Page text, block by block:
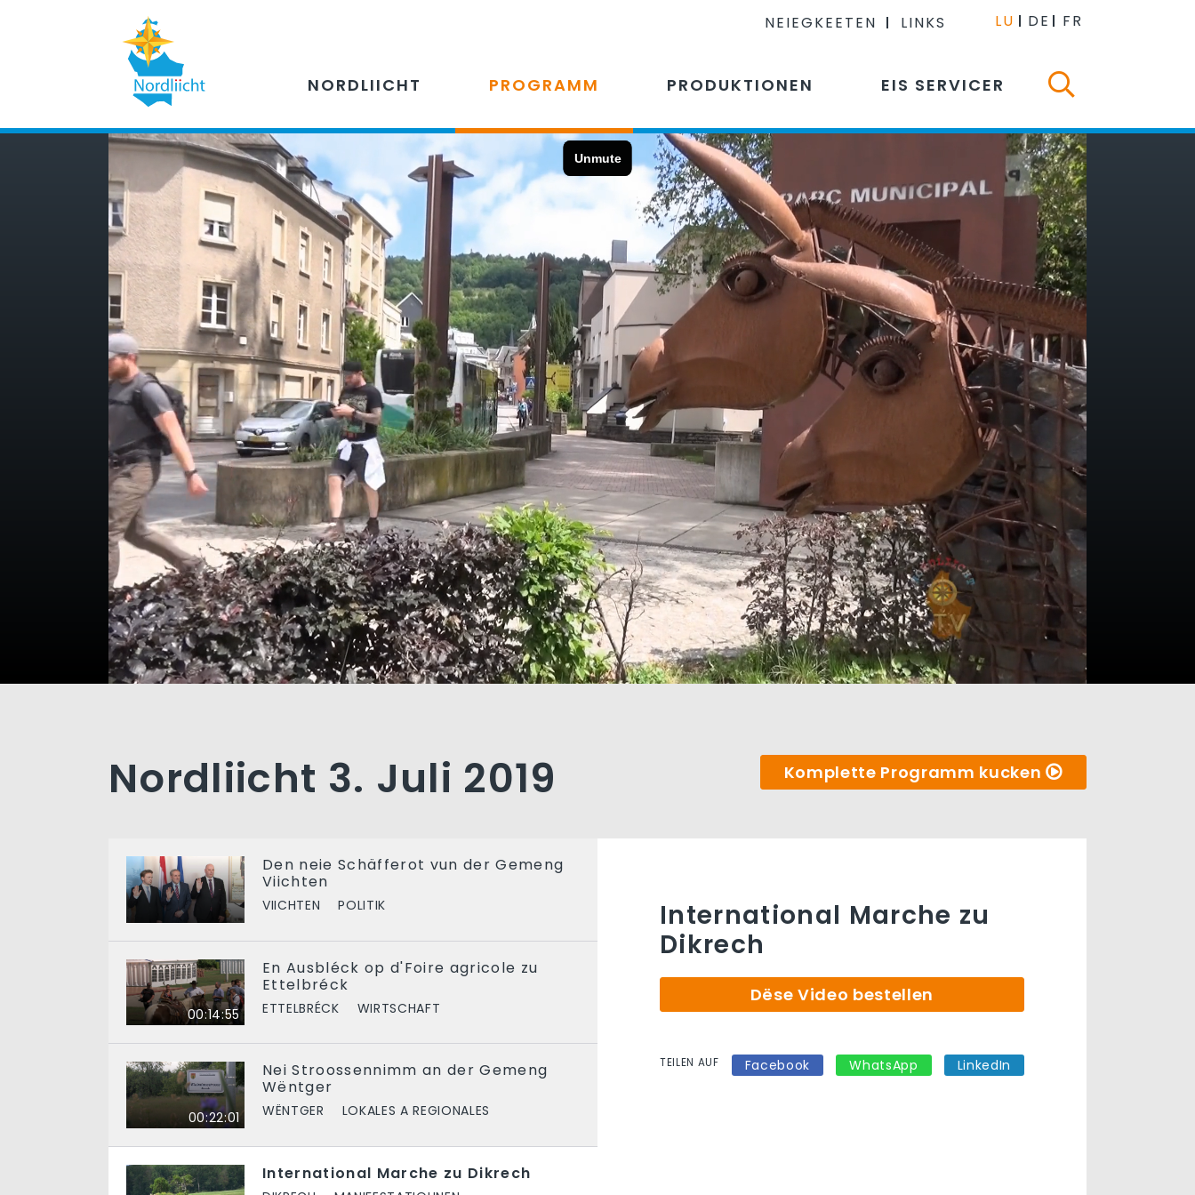
NEIEGKEETEN LINKS LU DE FR
NORDLIICHT PROGRAMM PRODUKTIONEN EIS SERVICER
Nordliicht 3. Juli 2019 Komplette Programm kucken
Den neie Schäfferot vun der Gemeng
Viichten
VIICHTEN POLITIK
00:14:55
En Ausbléck op d'Foire agricole zu
Ettelbréck
ETTELBRÉCK WIRTSCHAFT
00:22:01
Nei Stroossennimm an der Gemeng
Wëntger
WËNTGER LOKALES A REGIONALES
International Marche zu Dikrech
International Marche zu
Dikrech
Dëse Video bestellen
TEILEN AUF Facebook WhatsApp LinkedIn